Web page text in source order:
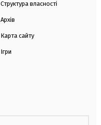
Структура власності
Архів
Карта сайту
Ігри